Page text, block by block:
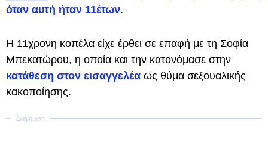
όταν αυτή ήταν 11έτων.
Η 11χρονη κοπέλα είχε έρθει σε επαφή με τη Σοφία
Μπεκατώρου, η οποία και την κατονόμασε στην
κατάθεση στον εισαγγελέα ως θύμα σεξουαλικής
κακοποίησης.